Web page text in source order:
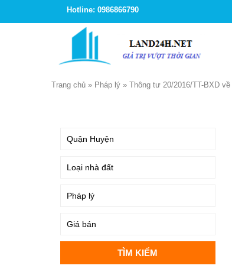
Hotline: 0986866790
Trang chủ » Pháp lý » Thông tư 20/2016/TT-BXD